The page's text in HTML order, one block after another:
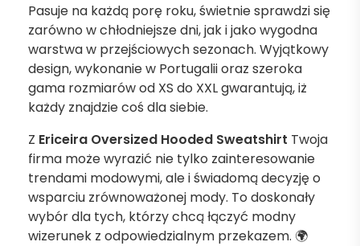
Pasuje na każdą porę roku, świetnie sprawdzi się
zarówno w chłodniejsze dni, jak i jako wygodna
warstwa w przejściowych sezonach. Wyjątkowy
design, wykonanie w Portugalii oraz szeroka
gama rozmiarów od XS do XXL gwarantują, iż
każdy znajdzie coś dla siebie.
Z Ericeira Oversized Hooded Sweatshirt Twoja
firma może wyrazić nie tylko zainteresowanie
trendami modowymi, ale i świadomą decyzję o
wsparciu zrównoważonej mody. To doskonały
wybór dla tych, którzy chcą łączyć modny
wizerunek z odpowiedzialnym przekazem. 🌍